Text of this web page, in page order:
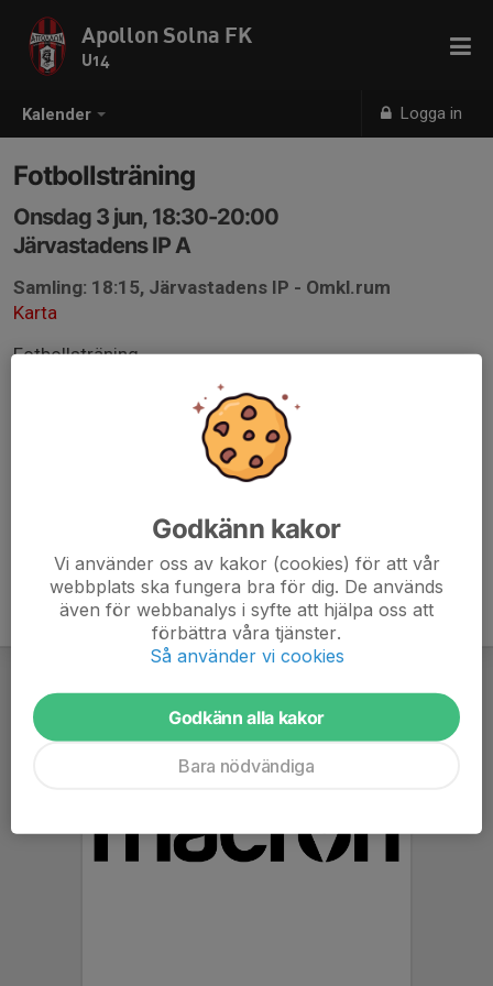
Kalender Logga in
Apollon Solna FK
U14
Fotbollsträning
Onsdag 3 jun, 18:30-20:00
Järvastadens IP A
Samling: 18:15, Järvastadens IP - Omkl.rum
Karta
Fotbollsträning
Godkänn kakor
Vi använder oss av kakor (cookies) för att vår
webbplats ska fungera bra för dig. De används
även för webbanalys i syfte att hjälpa oss att
förbättra våra tjänster.
Så använder vi cookies
Godkänn alla kakor
Bara nödvändiga